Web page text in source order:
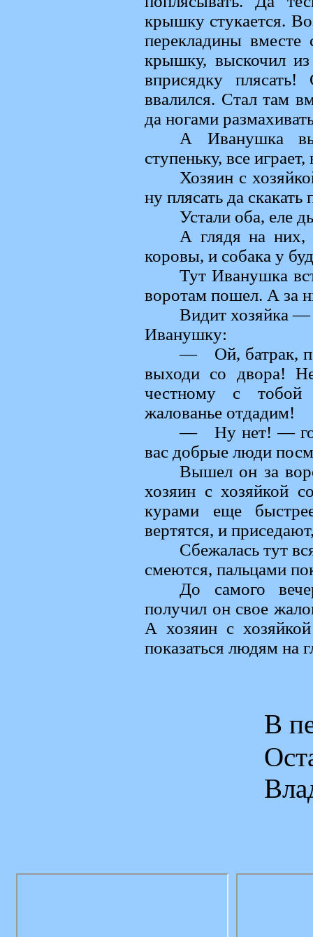
крышку стукается.
перекладины
крышку, выскочил
вприсядку
ввалился. Стал там
да ногами
А Иванушка
ступеньку, все
Хозяин с
ну плясать да
Устали оба, еле
А глядя на
коровы, и собака у
Тут Иванушка
воротам пошел. А за
Видит хозяйка —
Иванушку:
— Ой, батрак,
выходи со двора!
честному с тобой
жалованье отдадим!
— Ну нет! —
вас добрые люди
Вышел он за
хозяин с хозяйкой
курами еще
вертятся, и
Сбежалась тут
смеются, пальцами
До самого
получил он свое
А хозяин с
показаться людям на
В